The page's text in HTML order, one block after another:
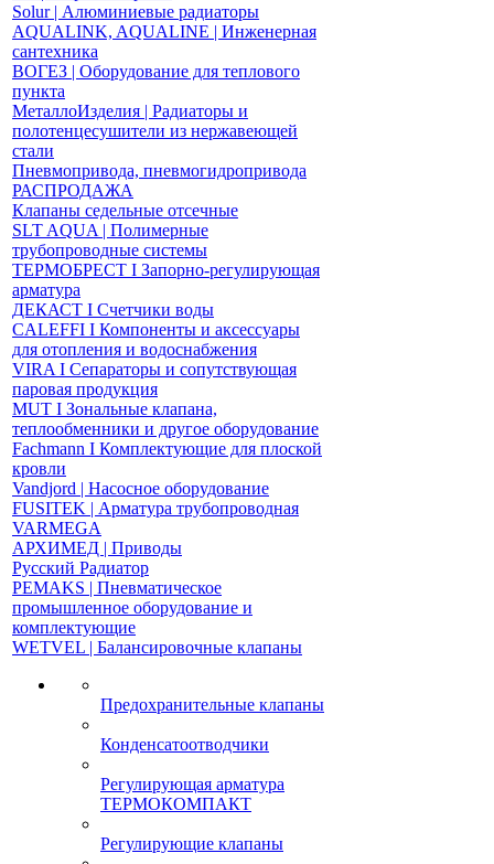
Solur | Алюминиевые радиаторы
AQUALINK, AQUALINE | Инженерная
сантехника
ВОГЕЗ | Оборудование для теплового
пункта
МеталлоИзделия | Радиаторы и
полотенцесушители из нержавеющей
стали
Пневмопривода, пневмогидропривода
РАСПРОДАЖА
Клапаны седельные отсечные
SLT AQUA | Полимерные
трубопроводные системы
ТЕРМОБРЕСТ І Запорно-регулирующая
арматура
ДЕКАСТ І Счетчики воды
CALEFFI І Компоненты и аксессуары
для отопления и водоснабжения
VIRA І Сепараторы и сопутствующая
паровая продукция
MUT І Зональные клапана,
теплообменники и другое оборудование
Fachmann І Комплектующие для плоской
кровли
Vandjord | Насосное оборудование
FUSITEK | Арматура трубопроводная
VARMEGA
АРХИМЕД | Приводы
Русский Радиатор
PEMAKS | Пневматическое
промышленное оборудование и
комплектующие
WETVEL | Балансировочные клапаны
Предохранительные клапаны
Конденсатоотводчики
Регулирующая арматура
ТЕРМОКОМПАКТ
Регулирующие клапаны